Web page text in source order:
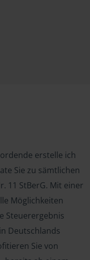
erstelle ich
Sie zu sämtlichen
11 StBerG. Mit einer
Möglichkeiten
Steuerergebnis
Deutschlands
Sie von